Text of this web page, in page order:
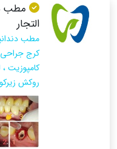
مطب
التجار
کرج جراحی
کامپوزیت
روکش